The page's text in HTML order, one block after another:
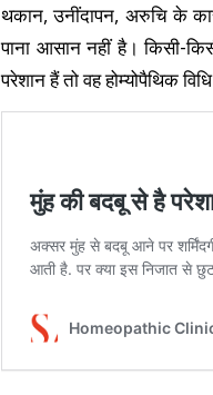
थकान, उनींदापन, अरुचि के
पाना आसान नहीं है। किसी-
परेशान हैं तो वह होम्योपैथिक